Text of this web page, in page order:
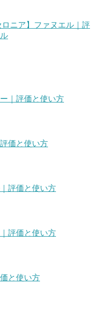
ロニア】ファヌエル｜評
｜評価と使い方
価と使い方
評価と使い方
評価と使い方
と使い方